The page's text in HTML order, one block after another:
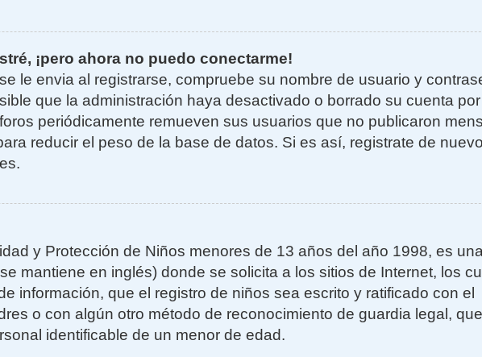
¡pero ahora no puedo conectarme!
le envia al registrarse, compruebe su nombre de usuario y
que la administración haya desactivado o borrado su cuenta
periódicamente remueven sus usuarios que no publicaron
reducir el peso de la base de datos. Si es así, registrate de
y Protección de Niños menores de 13 años del año 1998, es
mantiene en inglés) donde se solicita a los sitios de Internet, los
información, que el registro de niños sea escrito y ratificado con el
o con algún otro método de reconocimiento de guardia legal,
identificable de un menor de edad.